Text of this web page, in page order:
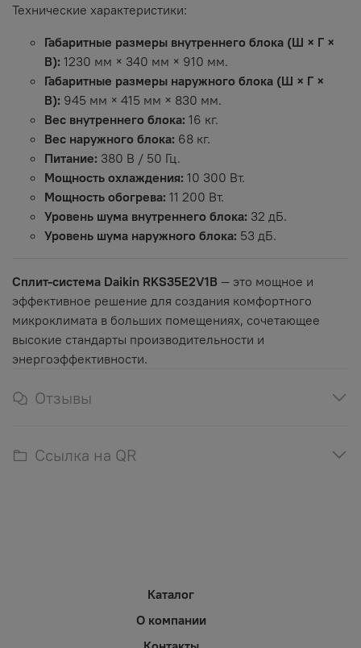
Технические характеристики:
Габаритные размеры внутреннего блока (Ш × Г ×
В): 1230 мм × 340 мм × 910 мм.
Габаритные размеры наружного блока (Ш × Г ×
В): 945 мм × 415 мм × 830 мм.
Вес внутреннего блока: 16 кг.
Вес наружного блока: 68 кг.
Питание: 380 В / 50 Гц.
Мощность охлаждения: 10 300 Вт.
Мощность обогрева: 11 200 Вт.
Уровень шума внутреннего блока: 32 дБ.
Уровень шума наружного блока: 53 дБ.
Сплит-система Daikin RKS35E2V1B — это мощное и
эффективное решение для создания комфортного
микроклимата в больших помещениях, сочетающее
высокие стандарты производительности и
энергоэффективности.
Отзывы
Ссылка на QR
Каталог
О компании